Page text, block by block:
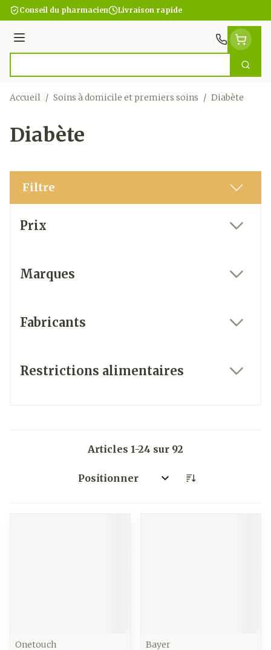
Aller au contenu
Conseil du pharmacien Livraison rapide
Menu
Accueil / Soins à domicile et premiers soins / Diabète
Diabète
Filtre
Prix
Marques
Fabricants
Restrictions alimentaires
Articles 1-24 sur 92
Trier par:
Onetouch
Bayer